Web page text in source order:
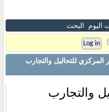
اليوم البحث
المركزي للتحاليل والتجارب
والتجارب